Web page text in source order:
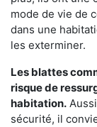
mode de vie de
dans une
les exterminer.
Les blattes
risque de
habitation.
sécurité, il